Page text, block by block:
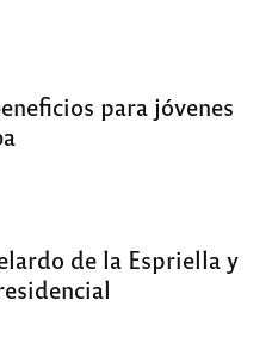
para jóvenes
de la Espriella y